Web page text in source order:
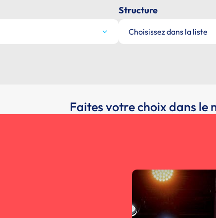
Structure
Choisissez dans la liste
Faites votre choix dans le